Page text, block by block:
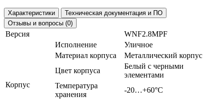
Характеристики
Техническая документация и ПО
Отзывы и вопросы (0)
Версия WNF2.8MPF
Корпус
Исполнение
Уличное
Материал корпуса
Металлический корпус
Цвет корпуса
Белый с черными
элементами
Температура
хранения
-20…+60°С